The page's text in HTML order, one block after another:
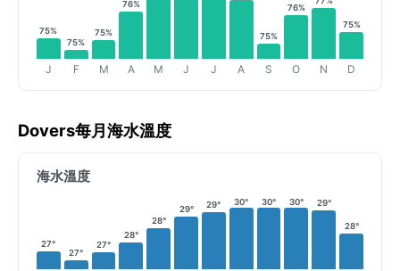
75%
J
75%
F
75%
M
76%
A M J J A
75%
S
76%
O N
75%
D
Dovers每月海水溫度
海水溫度
27°
27°
27°
28°
28°
29° 29° 30° 30° 30° 29°
28°